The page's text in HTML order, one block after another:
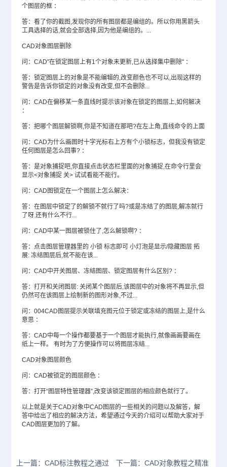
个图层的框 ：
答：看了你的截图,发现你的所有图层都是编组的。所以你用黑箭头
工具选择的话,就会全部选择,因为他是编组的。...
CAD对象图层删除
问：CAD"在锁定图层上有1个对象未更新,已从选择集中删除" ：
答：锁定图层上的对象是不能编辑的,改变颜色也不可以,出现这样的
警告是告诉你锁定的对象没有改变,但不会删除...
问：CAD在偏移某一条直线时提示该对象在锁定的图层上,如何解决
：
答：把哪个图层解锁啊,你是不知道在那吧?在左上角,直线命令的上面
问：CAD为什么画图时十字光标右上方有个小锁标志，但我没有锁定
任何图层是怎么回事? ：
答：是对象捕捉吧,你直接点击状态栏里面的对象捕捉,在命令行里会
显示<对象捕捉 关> 试试看能不能行。
问：CAD图锁定在一个图层上怎么解决：
答：在图层中锁定了的解锁不就行了吗?或是冻结了的图层,解冻就行
了呀.还有什么不行...
问：CAD中某一图层被锁住了,怎么解锁啊? ：
答：点击图层管理器里的 小锁 标志即可 小灯泡是显示/隐藏图层 拓
展: 冻结图层后,就不能在该...
问：CAD中开关图层、冻结图层、锁定图层有什么区别? ：
答：打开和关闭图层: 关闭某个图层后,该图层中的对象将不再显示,但
仍然可在该图层上绘制新的图形对象,不过...
问：004CAD图层提示关联填充图元位于锁定或冻结的图层上,是什么
意思 ：
答：CAD中每一个操作都要基于一个图层才能执行,就像画画要画在
纸上一样。 有时为了方便操作可以将图层冻结...
CAD对象图层颜色
问：CAD被锁定的图层颜色 ：
答：打开“图层特性管理器”,改变该锁定图层的相应颜色就行了。
以上就是关于CAD对象中CAD图层的一些相关的问题以及解答，解
答中给出了相应的解决方法，希望通过今天的介绍可以帮助大家对于
CAD图层更加的了解。
上一篇：CAD标注教程之通过 下一篇：CAD对象教程之精准